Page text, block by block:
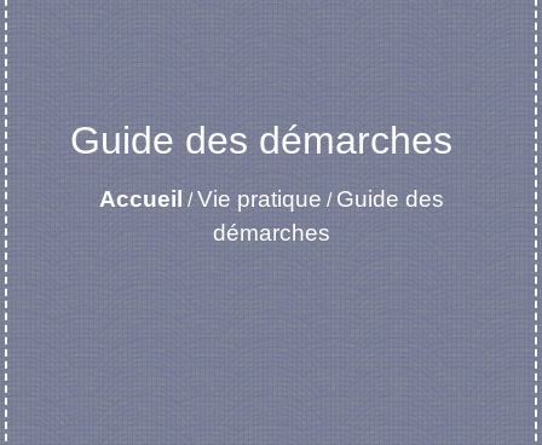
Guide des démarches
Accueil /Vie pratique / Guide des
démarches